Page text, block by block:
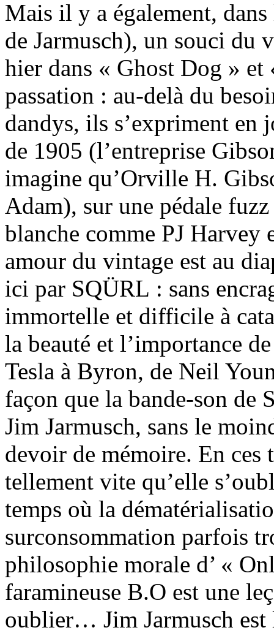
Mais il y a également,
de Jarmusch), un souci du
hier dans « Ghost Dog » et
passation : au-delà du
dandys, ils s’expriment en
de 1905 (l’entreprise
imagine qu’Orville H.
Adam), sur une pédale
blanche comme PJ Harvey
amour du vintage est au
ici par SQÜRL : sans
immortelle et difficile à
la beauté et l’importance
Tesla à Byron, de Neil
façon que la bande-son de
Jim Jarmusch, sans le
devoir de mémoire. En
tellement vite qu’elle
temps où la
surconsommation parfois
philosophie morale d’ «
faramineuse B.O est une
oublier… Jim Jarmusch est